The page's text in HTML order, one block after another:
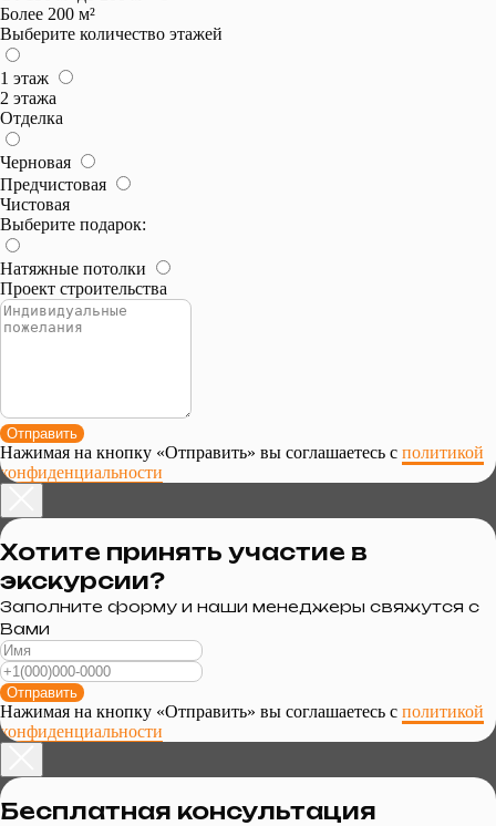
Более 200 м²
Выберите количество этажей
1 этаж
2 этажа
Отделка
Черновая
Предчистовая
Чистовая
Выберите подарок:
Натяжные потолки
Проект строительства
Отправить
Нажимая на кнопку «Отправить» вы соглашаетесь с политикой
конфиденциальности
Хотите принять участие в
экскурсии?
Заполните форму и наши менеджеры свяжутся с
Вами
Отправить
Нажимая на кнопку «Отправить» вы соглашаетесь с политикой
конфиденциальности
Бесплатная консультация